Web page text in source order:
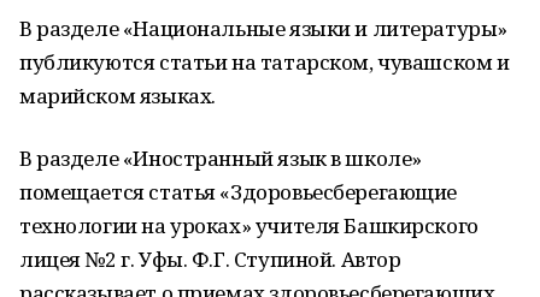
В разделе «Национальные языки и литературы»
публикуются статьи на татарском, чувашском и
марийском языках.
В разделе «Иностранный язык в школе»
помещается статья «Здоровьесберегающие
технологии на уроках» учителя Башкирского
лицея №2 г. Уфы. Ф.Г. Ступиной. Автор